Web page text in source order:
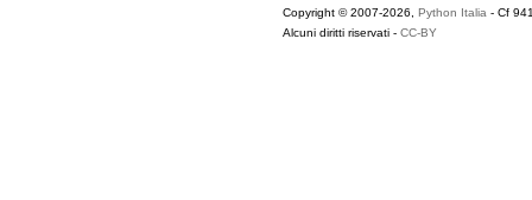
Copyright © 2007-2026, Python Italia - Cf
Alcuni diritti riservati - CC-BY